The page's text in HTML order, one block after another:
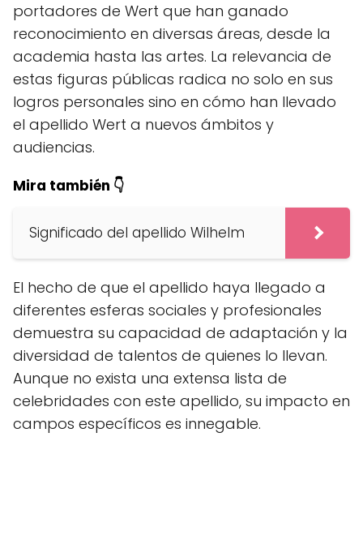
portadores de Wert que han ganado
reconocimiento en diversas áreas, desde la
academia hasta las artes. La relevancia de
estas figuras públicas radica no solo en sus
logros personales sino en cómo han llevado
el apellido Wert a nuevos ámbitos y
audiencias.
Mira también 👇
Significado del apellido Wilhelm
El hecho de que el apellido haya llegado a
diferentes esferas sociales y profesionales
demuestra su capacidad de adaptación y la
diversidad de talentos de quienes lo llevan.
Aunque no exista una extensa lista de
celebridades con este apellido, su impacto en
campos específicos es innegable.